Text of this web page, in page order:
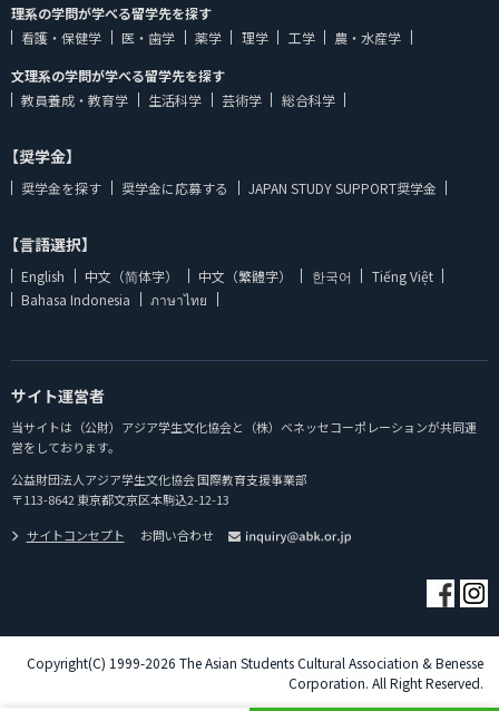
理系の学問が学べる留学先を探す
看護・保健学
医・歯学 薬学 理学 工学
農・水産学
文理系の学問が学べる留学先を探す
教員養成・教育学
生活科学 芸術学 総合科学
【奨学金】
奨学金を探す 奨学金に応募する JAPAN STUDY SUPPORT奨学金
【言語選択】
English 中文（简体字） 中文（繁體字） 한국어
Tiếng Việt
Bahasa Indonesia
ภาษาไทย
サイト運営者
当サイトは（公財）アジア学生文化協会と（株）ベネッセコーポレーションが共同運
営をしております。
公益財団法人アジア学生文化協会 国際教育支援事業部
〒113-8642 東京都文京区本駒込2-12-13
サイトコンセプト
お問い合わせ
Copyright(C) 1999-2026 The Asian Students Cultural Association & Benesse
Corporation. All Right Reserved.